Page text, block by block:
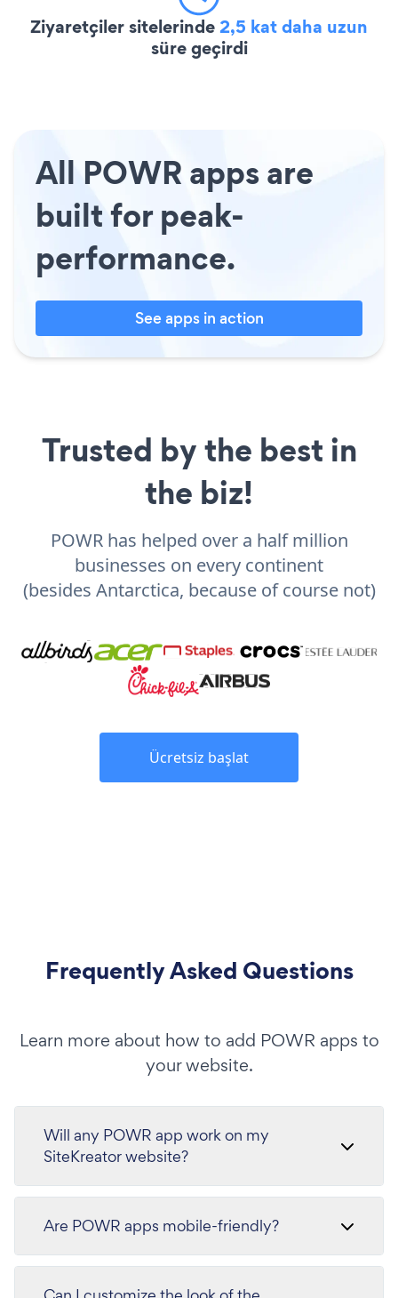
Ziyaretçiler sitelerinde2,5 kat daha uzun
süre geçirdi
All POWR apps are
built for peak-
performance.
See apps in action
Trusted by the best in
the biz!
POWR has helped over a half million
businesses on every continent
(besides Antarctica, because of course not)
Ücretsiz başlat
Frequently Asked Questions
Learn more about how to add POWR apps to
your website.
Will any POWR app work on my
SiteKreator website?
Are POWR apps mobile-friendly?